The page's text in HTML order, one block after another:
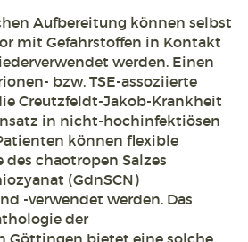
Aufbereitung können selbst
mit Gefahrstoffen in Kontakt
werden. Einen
bzw. TSE-assoziierte
Creutzfeldt-Jakob-Krankheit
in nicht-hochinfektiösen
können flexible
chaotropen Salzes
(GdnSCN)
-verwendet werden. Das
der